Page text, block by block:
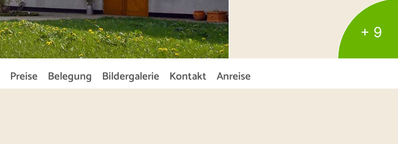
+ 9
Preise Belegung Bildergalerie Kontakt Anreise